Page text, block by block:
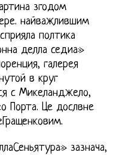
згодом
найважлившим
полтика
делла седиа»
галерея
в круг
с Микеланджело,
Порта. Це дослвне
зазнача,